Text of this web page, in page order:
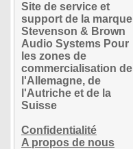
Site de service et
support de la marque
Stevenson & Brown
Audio Systems Pour
les zones de
commercialisation de
l'Allemagne, de
l'Autriche et de la
Suisse
Confidentialité
A propos de nous